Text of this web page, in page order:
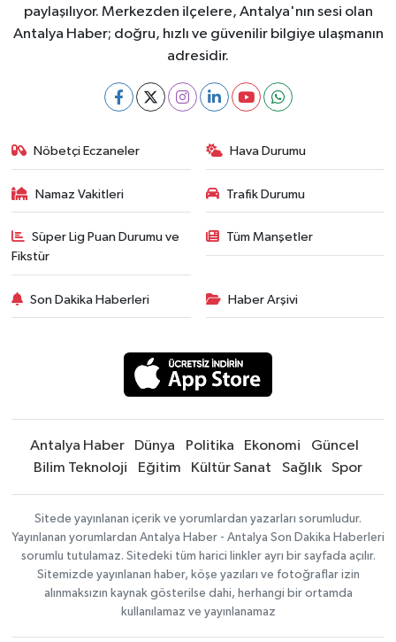
paylaşılıyor. Merkezden ilçelere, Antalya'nın sesi olan
Antalya Haber; doğru, hızlı ve güvenilir bilgiye ulaşmanın
adresidir.
Nöbetçi Eczaneler Hava Durumu
Namaz Vakitleri Trafik Durumu
Süper Lig Puan Durumu ve
Fikstür
Tüm Manşetler
Son Dakika Haberleri Haber Arşivi
Antalya Haber Dünya Politika Ekonomi
Güncel
Bilim Teknoloji
Eğitim Kültür Sanat Sağlık Spor
Sitede yayınlanan içerik ve yorumlardan yazarları sorumludur.
Yayınlanan yorumlardan Antalya Haber - Antalya Son Dakika Haberleri
sorumlu tutulamaz. Sitedeki tüm harici linkler ayrı bir sayfada açılır.
Sitemizde yayınlanan haber, köşe yazıları ve fotoğraflar izin
alınmaksızın kaynak gösterilse dahi, herhangi bir ortamda
kullanılamaz ve yayınlanamaz